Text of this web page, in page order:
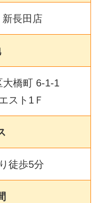
新長田店
橋町 6-1-1
スト1Ｆ
徒歩5分